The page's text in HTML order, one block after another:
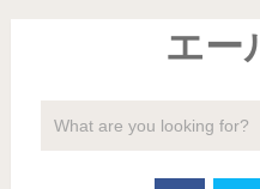
エー